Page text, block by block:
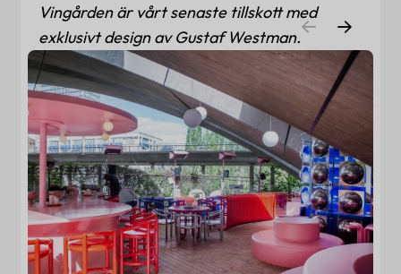
Vingården är vårt senaste tillskott med
exklusivt design av Gustaf Westman.